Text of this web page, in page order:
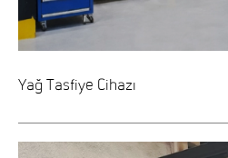
Yağ Tasfiye Cihazı